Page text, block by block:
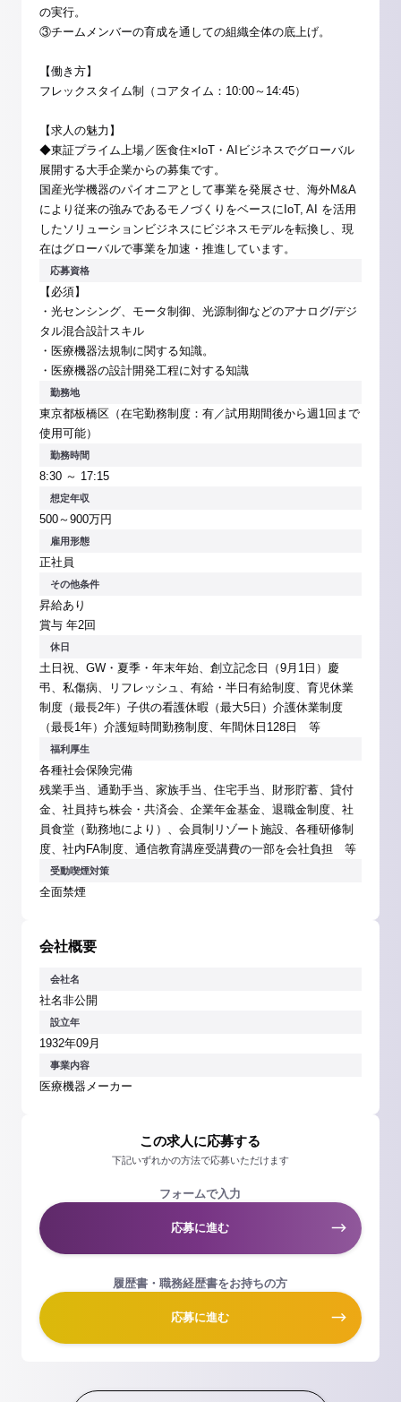
の実行。
③チームメンバーの育成を通しての組織全体の底上げ。
【働き方】
フレックスタイム制（コアタイム：10:00～14:45）
【求人の魅力】
◆東証プライム上場／医食住×IoT・AIビジネスでグローバル
展開する大手企業からの募集です。
国産光学機器のパイオニアとして事業を発展させ、海外M&A
により従来の強みであるモノづくりをベースにIoT, AI を活用
したソリューションビジネスにビジネスモデルを転換し、現
在はグローバルで事業を加速・推進しています。
応募資格
【必須】
・光センシング、モータ制御、光源制御などのアナログ/デジ
タル混合設計スキル
・医療機器法規制に関する知識。
・医療機器の設計開発工程に対する知識
勤務地
東京都板橋区（在宅勤務制度：有／試用期間後から週1回まで
使用可能）
勤務時間
8:30 ～ 17:15
想定年収
500～900万円
雇用形態
正社員
その他条件
昇給あり
賞与 年2回
休日
土日祝、GW・夏季・年末年始、創立記念日（9月1日）慶
弔、私傷病、リフレッシュ、有給・半日有給制度、育児休業
制度（最長2年）子供の看護休暇（最大5日）介護休業制度
（最長1年）介護短時間勤務制度、年間休日128日 等
福利厚生
各種社会保険完備
残業手当、通勤手当、家族手当、住宅手当、財形貯蓄、貸付
金、社員持ち株会・共済会、企業年金基金、退職金制度、社
員食堂（勤務地により）、会員制リゾート施設、各種研修制
度、社内FA制度、通信教育講座受講費の一部を会社負担 等
受動喫煙対策
全面禁煙
会社概要
会社名
社名非公開
設立年
1932年09月
事業内容
医療機器メーカー
この求人に応募する
下記いずれかの方法で応募いただけます
フォームで入力
応募に進む
履歴書・職務経歴書をお持ちの方
応募に進む